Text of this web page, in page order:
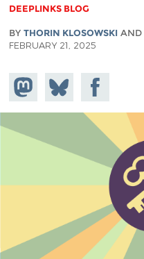
DEEPLINKS BLOG
BY THORIN KLOSOWSKIAND
FEBRUARY 21, 2025
Share on
Mastodon
Share
on
Bluesky
Share on
Facebook